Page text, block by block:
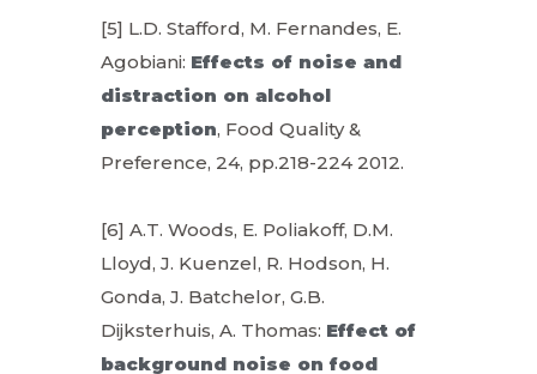
[5] L.D. Stafford, M. Fernandes, E.
Agobiani: Effects of noise and
distraction on alcohol
perception, Food Quality &
Preference, 24, pp.218-224 2012.
[6] A.T. Woods, E. Poliakoff, D.M.
Lloyd, J. Kuenzel, R. Hodson, H.
Gonda, J. Batchelor, G.B.
Dijksterhuis, A. Thomas: Effect of
background noise on food